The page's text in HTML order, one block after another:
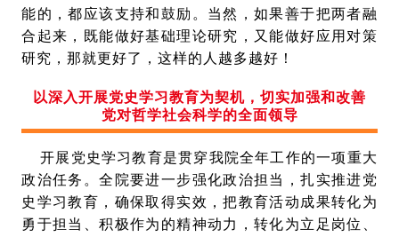
能的，都应该支持和鼓励。当然，如果善于把两者融
合起来，既能做好基础理论研究，又能做好应用对策
研究，那就更好了，这样的人越多越好！
以深入开展党史学习教育为契机，切实加强和改善
党对哲学社会科学的全面领导
开展党史学习教育是贯穿我院全年工作的一项重大
政治任务。全院要进一步强化政治担当，扎实推进党
史学习教育，确保取得实效，把教育活动成果转化为
勇于担当、积极作为的精神动力，转化为立足岗位、